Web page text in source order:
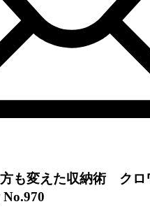
も変えた収納術 クロ